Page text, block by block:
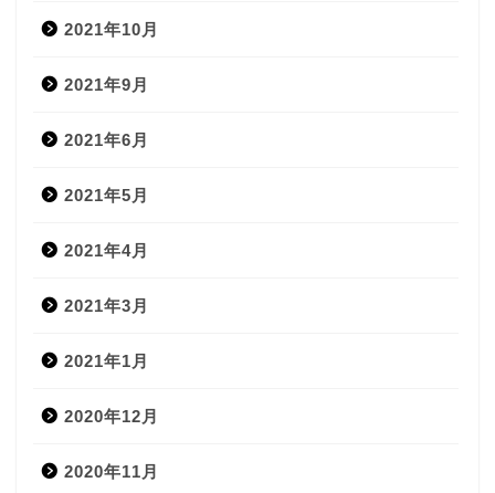
2021年10月
2021年9月
2021年6月
2021年5月
2021年4月
2021年3月
2021年1月
2020年12月
2020年11月